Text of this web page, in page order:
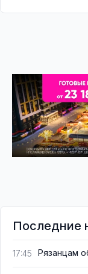
Последние
17:45 Рязанцам